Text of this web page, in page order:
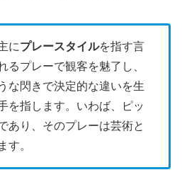
にプレースタイルを指す言
るプレーで観客を魅了し、
な閃きで決定的な違いを生
を指します。いわば、ピッ
あり、そのプレーは芸術と
す。